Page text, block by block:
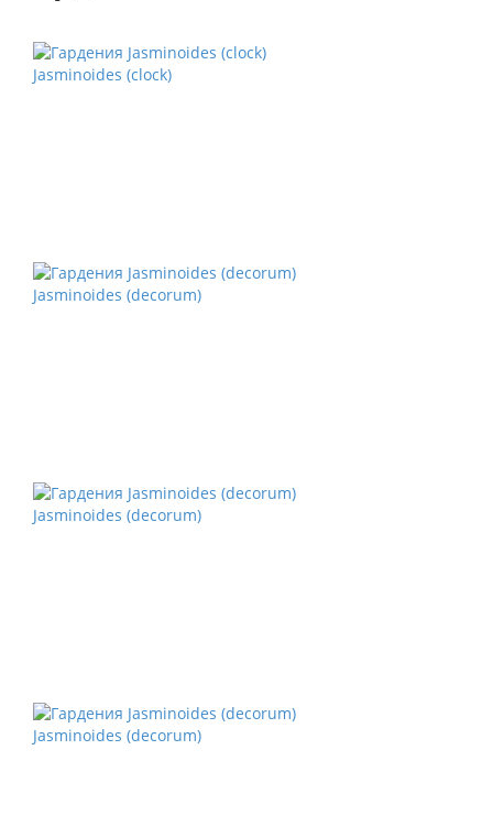
Jasminoides (clock)
Jasminoides (decorum)
Jasminoides (decorum)
Jasminoides (decorum)